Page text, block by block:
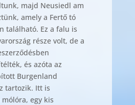
majd Neusiedl am
amely a Fertő tó
található. Ez a falu is
része volt, de a
és azóta az
Burgenland
tartozik. Itt is
egy kis